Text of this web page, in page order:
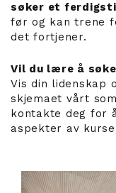
søker et
før og kan trene
det fortjener.
Vil du lære å
Vis din lidenskap
skjemaet vårt
kontakte deg for
aspekter av